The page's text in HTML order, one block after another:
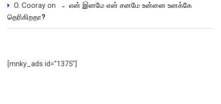
O. Cooray on
என் இனமே என் சனமே உன்னை உனக்கே
தெரிகிறதா?
[mnky_ads id="1375"]